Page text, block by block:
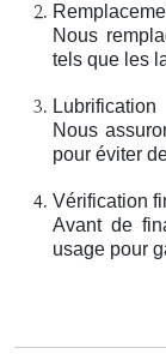
Nous
tels que les
Lubrification
Nous
pour éviter
Vérification
Avant de
usage pour